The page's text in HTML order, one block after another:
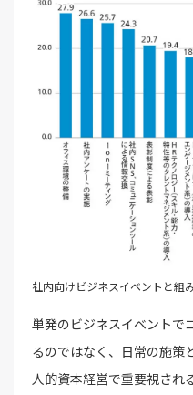
社内向けビジネスイベントと組
単発のビジネスイベントで
るのではなく、日常の施策
人的資本経営で重要視され